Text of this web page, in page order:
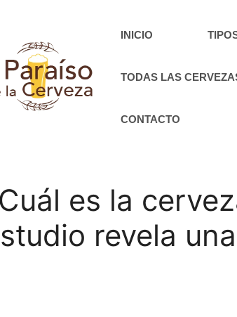
INICIO
TODAS LAS
CONTACTO
es la
revela